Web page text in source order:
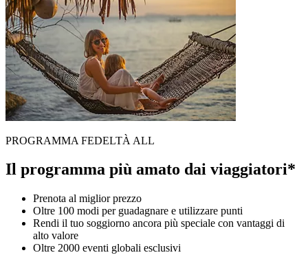
PROGRAMMA FEDELTÀ ALL
Il programma più amato dai viaggiatori*
Prenota al miglior prezzo
Oltre 100 modi per guadagnare e utilizzare punti
Rendi il tuo soggiorno ancora più speciale con vantaggi di
alto valore
Oltre 2000 eventi globali esclusivi